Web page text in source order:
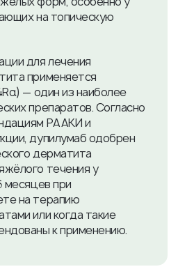
на топическую
для лечения
применяется
— один из наиболее
препаратов. Согласно
РААКИ и
дупилумаб одобрен
дерматита
течения у
месяцев при
на терапию
или когда такие
к применению.